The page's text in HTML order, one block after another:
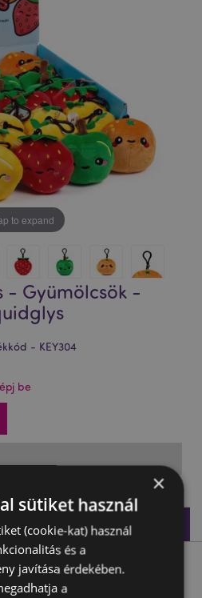
to expand
- Gyümölcsök -
- KEY304
be
×
sütiket használ
(cookie-kat) használ
és a
javítása érdekében.
a